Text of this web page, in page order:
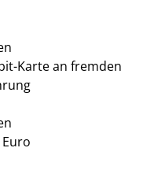
Karte an fremden